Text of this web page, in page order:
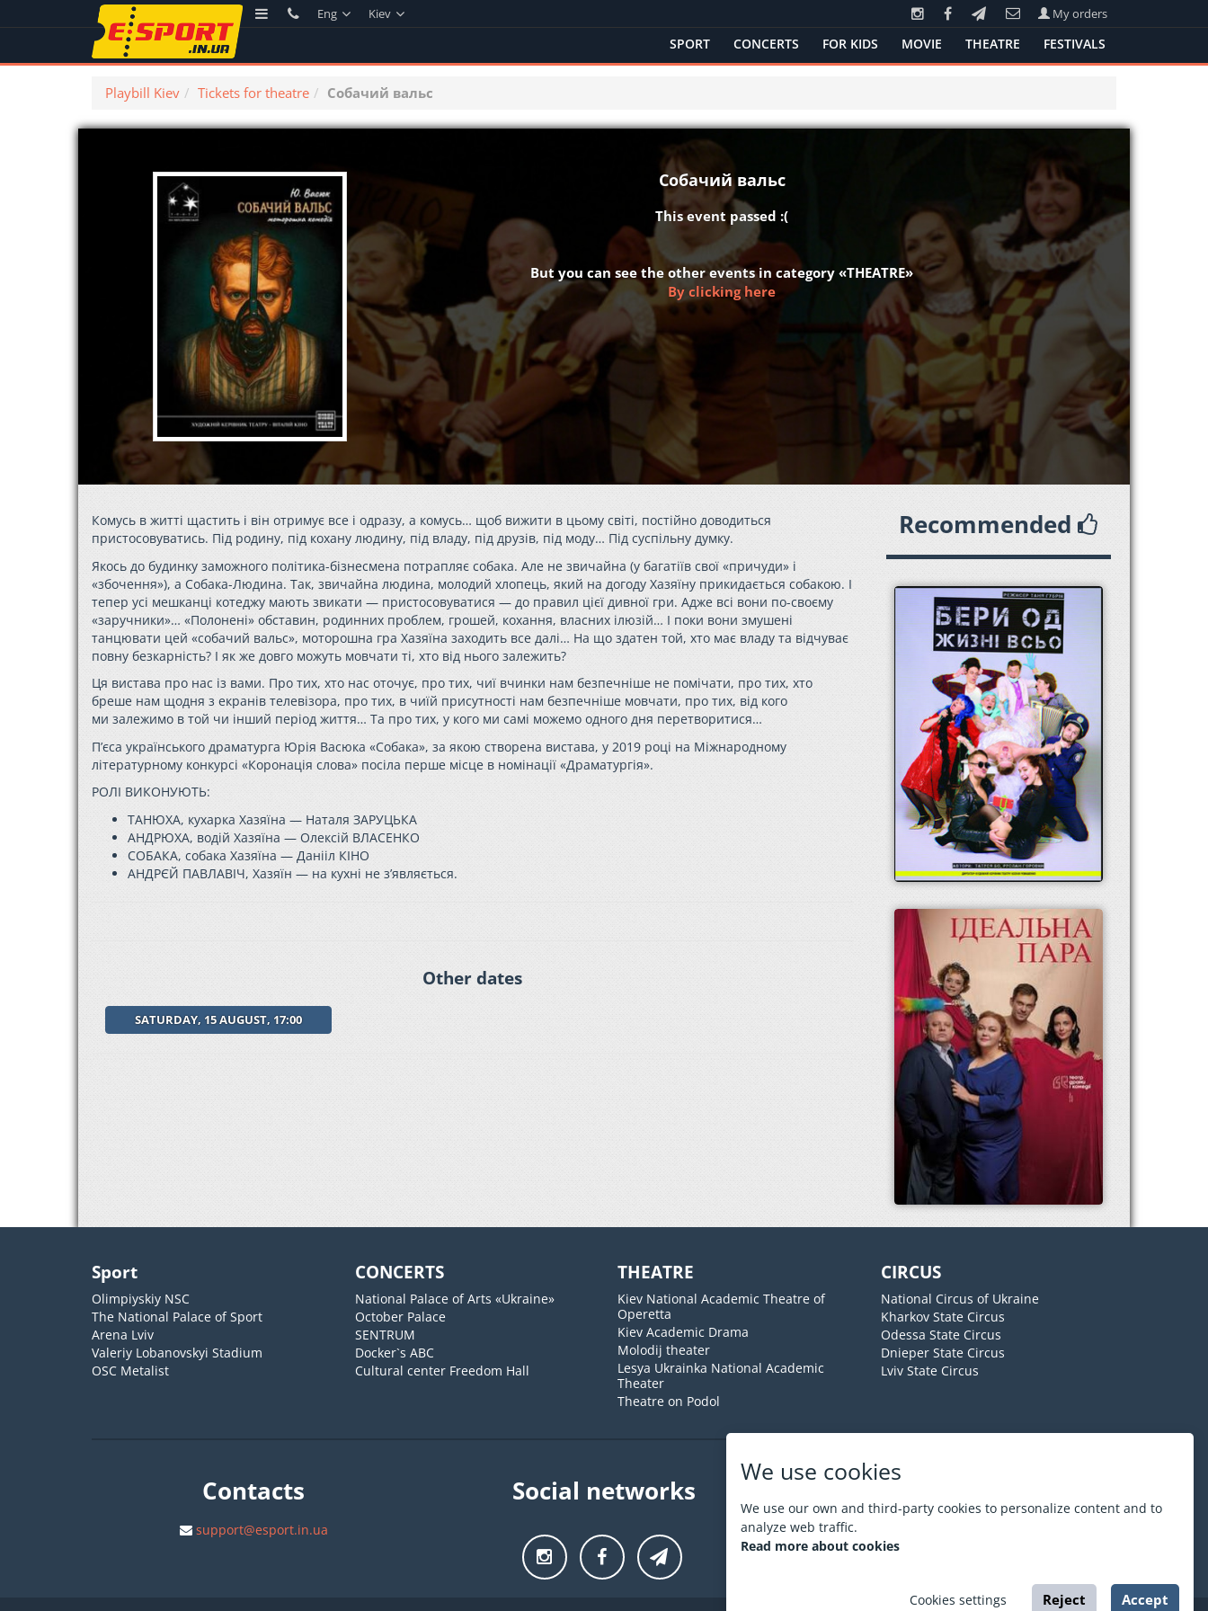
We use cookies
We use our own and third-party cookies to personalize content and to
analyze web traffic.
Read more about cookies
Cookies settings Reject Accept
Eng Kiev My orders
SPORT CONCERTS FOR KIDS MOVIE THEATRE FESTIVALS
Playbill Kiev Tickets for theatre Собачий вальс
Собачий вальс
This event passed :(
But you can see the other events in category «THEATRE»
By clicking here
Комусь в житті щастить і він отримує все і одразу, а комусь… щоб вижити в цьому світі, постійно доводиться
пристосовуватись. Під родину, під кохану людину, під владу, під друзів, під моду… Під суспільну думку.
Якось до будинку заможного політика-бізнесмена потрапляє собака. Але не звичайна (у багатіїв свої «причуди» і
«збочення»), а Собака-Людина. Так, звичайна людина, молодий хлопець, який на догоду Хазяїну прикидається собакою. І
тепер усі мешканці котеджу мають звикати — пристосовуватися — до правил цієї дивної гри. Адже всі вони по-своєму
«заручники»… «Полонені» обставин, родинних проблем, грошей, кохання, власних ілюзій… І поки вони змушені
танцювати цей «собачий вальс», моторошна гра Хазяїна заходить все далі… На що здатен той, хто має владу та відчуває
повну безкарність? І як же довго можуть мовчати ті, хто від нього залежить?
Ця вистава про нас із вами. Про тих, хто нас оточує, про тих, чиї вчинки нам безпечніше не помічати, про тих, хто
бреше нам щодня з екранів телевізора, про тих, в чиїй присутності нам безпечніше мовчати, про тих, від кого
ми залежимо в той чи інший період життя… Та про тих, у кого ми самі можемо одного дня перетворитися…
П’єса українського драматурга Юрія Васюка «Собака», за якою створена вистава, у 2019 році на Міжнародному
літературному конкурсі «Коронація слова» посіла перше місце в номінації «Драматургія».
РОЛІ ВИКОНУЮТЬ:
ТАНЮХА, кухарка Хазяїна — Наталя ЗАРУЦЬКА
АНДРЮХА, водій Хазяїна — Олексій ВЛАСЕНКО
СОБАКА, собака Хазяїна — Данііл КІНО
АНДРЄЙ ПАВЛАВІЧ, Хазяїн — на кухні не з’являється.
Other dates
SATURDAY, 15 AUGUST, 17:00
Recommended
Sport
Olimpiyskiy NSC
The National Palace of Sport
Arena Lviv
Valeriy Lobanovskyi Stadium
OSC Metalist
CONCERTS
National Palace of Arts «Ukraine»
October Palace
SENTRUM
Docker`s ABC
Cultural center Freedom Hall
THEATRE
Kiev National Academic Theatre of
Operetta
Kiev Academic Drama
Molodij theater
Lesya Ukrainka National Academic
Theater
Theatre on Podol
CIRCUS
National Circus of Ukraine
Kharkov State Circus
Odessa State Circus
Dnieper State Circus
Lviv State Circus
Contacts
support@esport.in.ua
Social networks About ESPORT